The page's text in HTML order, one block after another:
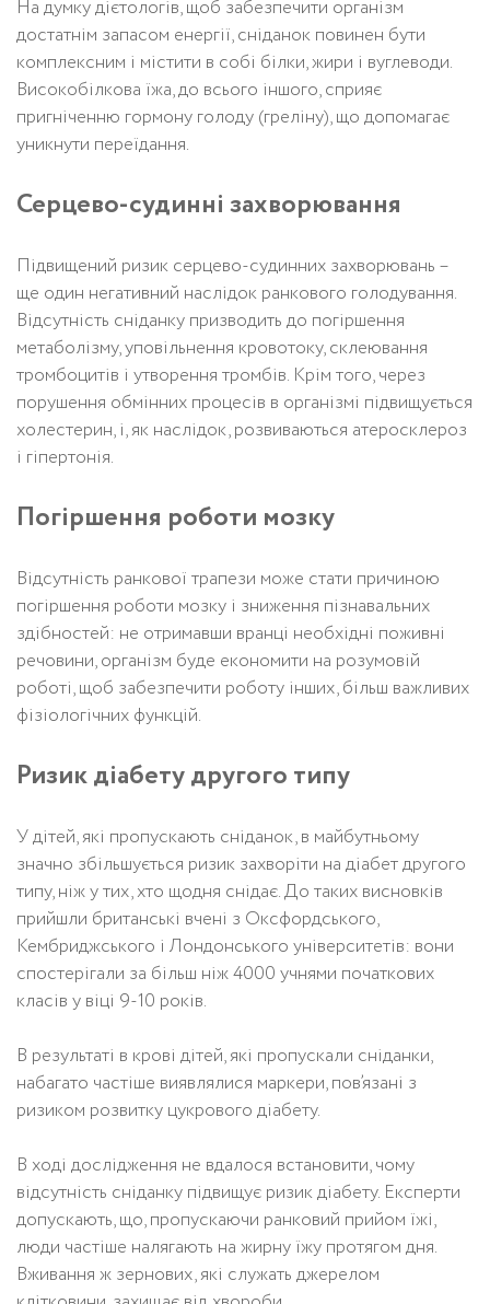
На думку дієтологів, щоб забезпечити організм
достатнім запасом енергії, сніданок повинен бути
комплексним і містити в собі білки, жири і вуглеводи.
Високобілкова їжа, до всього іншого, сприяє
пригніченню гормону голоду (греліну), що допомагає
уникнути переїдання.
Серцево-судинні захворювання
Підвищений ризик серцево-судинних захворювань –
ще один негативний наслідок ранкового голодування.
Відсутність сніданку призводить до погіршення
метаболізму, уповільнення кровотоку, склеювання
тромбоцитів і утворення тромбів. Крім того, через
порушення обмінних процесів в організмі підвищується
холестерин, і, як наслідок, розвиваються атеросклероз
і гіпертонія.
Погіршення роботи мозку
Відсутність ранкової трапези може стати причиною
погіршення роботи мозку і зниження пізнавальних
здібностей: не отримавши вранці необхідні поживні
речовини, організм буде економити на розумовій
роботі, щоб забезпечити роботу інших, більш важливих
фізіологічних функцій.
Ризик діабету другого типу
У дітей, які пропускають сніданок, в майбутньому
значно збільшується ризик захворіти на діабет другого
типу, ніж у тих, хто щодня снідає. До таких висновків
прийшли британські вчені з Оксфордського,
Кембриджського і Лондонського університетів: вони
спостерігали за більш ніж 4000 учнями початкових
класів у віці 9-10 років.
В результаті в крові дітей, які пропускали сніданки,
набагато частіше виявлялися маркери, пов’язані з
ризиком розвитку цукрового діабету.
В ході дослідження не вдалося встановити, чому
відсутність сніданку підвищує ризик діабету. Експерти
допускають, що, пропускаючи ранковий прийом їжі,
люди частіше налягають на жирну їжу протягом дня.
Вживання ж зернових, які служать джерелом